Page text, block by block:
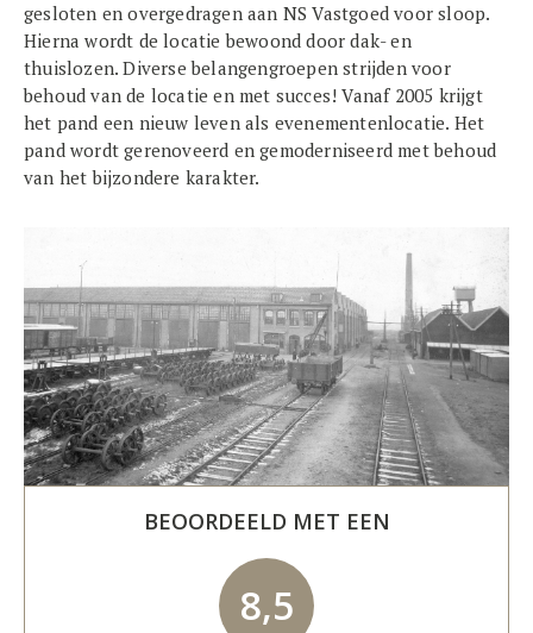
gesloten en overgedragen aan NS Vastgoed voor sloop.
Hierna wordt de locatie bewoond door dak- en
thuislozen. Diverse belangengroepen strijden voor
behoud van de locatie en met succes! Vanaf 2005 krijgt
het pand een nieuw leven als evenementenlocatie. Het
pand wordt gerenoveerd en gemoderniseerd met behoud
van het bijzondere karakter.
BEOORDEELD MET EEN
8,5